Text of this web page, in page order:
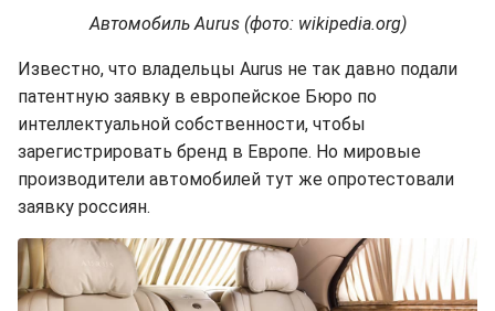
Автомобиль Aurus (фото: wikipedia.org)
Известно, что владельцы Aurus не так давно подали
патентную заявку в европейское Бюро по
интеллектуальной собственности, чтобы
зарегистрировать бренд в Европе. Но мировые
производители автомобилей тут же опротестовали
заявку россиян.